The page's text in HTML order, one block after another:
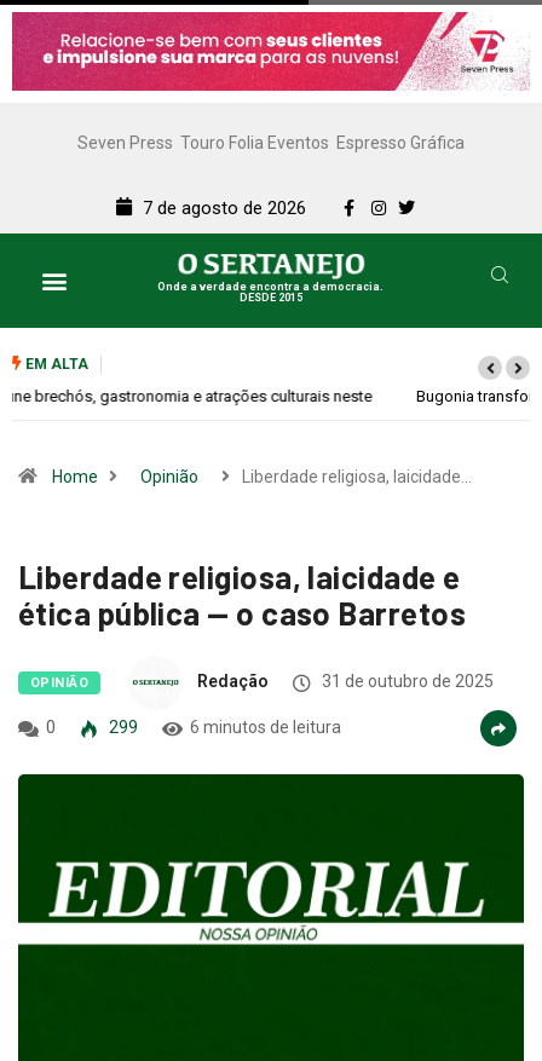
Seven Press Touro Folia Eventos Espresso Gráfica
7 de agosto de 2026
Onde a verdade encontra a democracia.
DESDE 2015
EM ALTA
Bugonia transforma paranoia e conspiração em um suspense imprevisível
Home Opinião Liberdade religiosa, laicidade…
Liberdade religiosa, laicidade e
ética pública — o caso Barretos
OPINIÃO Redação 31 de outubro de 2025
0 299 6 minutos de leitura